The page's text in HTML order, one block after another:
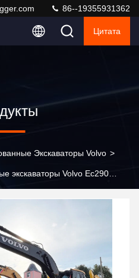
86--19355931362
Цитата
Экскаваторы Volvo >
экскаваторы Volvo Ec290